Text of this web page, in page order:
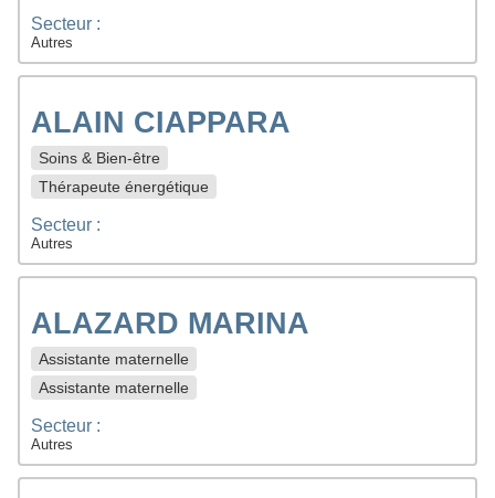
Secteur :
Autres
ALAIN CIAPPARA
Soins & Bien-être
Thérapeute énergétique
Secteur :
Autres
ALAZARD MARINA
Assistante maternelle
Assistante maternelle
Secteur :
Autres